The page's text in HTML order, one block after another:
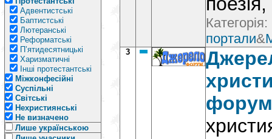
Адвентистські
Баптистські
Лютеранські
Реформатські
П’ятидесятницькі
Харизматичні
Інші протестантські
Міжконфесійні
Суспільні
Світські
Нехристиянські
Не визначено
Лише українською
Категорія:
портали&
3
форум